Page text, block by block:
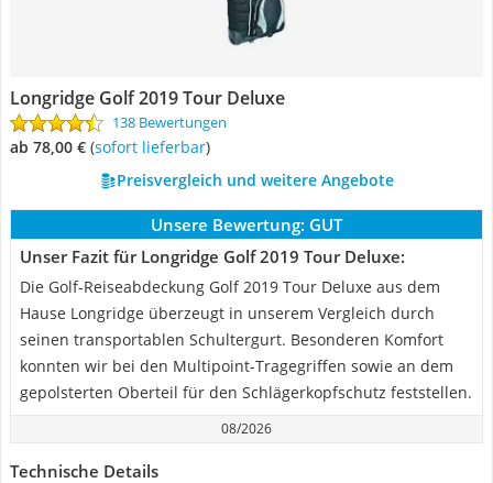
Longridge Golf 2019 Tour Deluxe
138 Bewertungen
ab 78,00 € ( Sofort lieferbar)
Preisvergleich und weitere Angebote
Unsere Bewertung: GUT
Unser Fazit für Longridge Golf 2019 Tour Deluxe:
Die Golf-Reiseabdeckung Golf 2019 Tour Deluxe aus dem
Hause Longridge überzeugt in unserem Vergleich durch
seinen transportablen Schultergurt. Besonderen Komfort
konnten wir bei den Multipoint-Tragegriffen sowie an dem
gepolsterten Oberteil für den Schlägerkopfschutz feststellen.
08/2026
Technische Details